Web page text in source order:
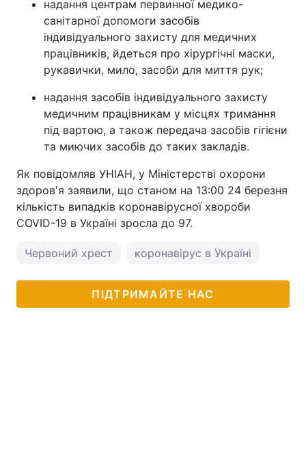
надання центрам первинної медико-
санітарної допомоги засобів
індивідуального захисту для медичних
працівників, йдеться про хірургічні маски,
рукавички, мило, засоби для миття рук;
надання засобів індивідуального захисту
медичним працівникам у місцях тримання
під вартою, а також передача засобів гігієни
та миючих засобів до таких закладів.
Як повідомляв УНІАН, у Міністерстві охорони
здоров'я заявили, що станом на 13:00 24 березня
кількість випадків коронавірусної хвороби
COVID-19 в Україні зросла до 97.
Червоний хрест коронавірус в Україні
ПІДТРИМАЙТЕ НАС